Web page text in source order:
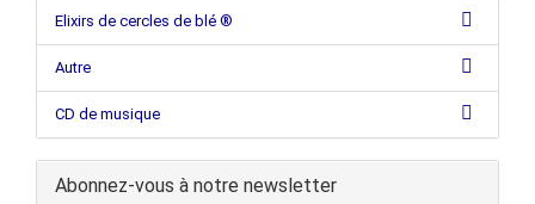
Elixirs de cercles de blé ®
Autre
CD de musique
Abonnez-vous à notre newsletter